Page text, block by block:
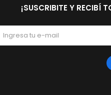
¡SUSCRIBITE Y RECIBÍ